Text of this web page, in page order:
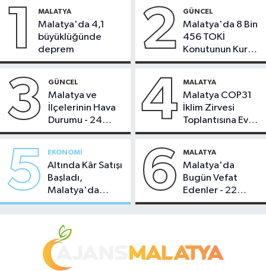
1 MALATYA
Malatya'da 4,1
büyüklüğünde
deprem
2 GÜNCEL
Malatya'da 8 Bin
456 TOKİ
Konutunun Kurası
Bugün Çekiliyor
3 GÜNCEL
Malatya ve
İlçelerinin Hava
Durumu - 24
Temmuz 2026
4 MALATYA
Malatya COP31
İklim Zirvesi
Toplantısına Ev
Sahipliği Yaptı
5 EKONOMI
Altında Kâr Satışı
Başladı,
Malatya'da
Makas Ne
6 MALATYA
Malatya'da
Bugün Vefat
Edenler - 22
Temmuz 2026